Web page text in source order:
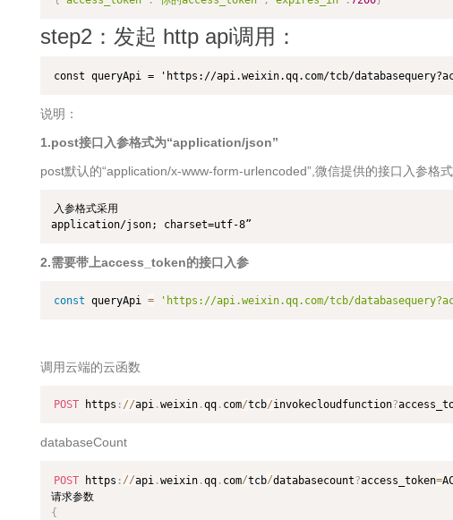
step2：发起 http api调用：
说明：
1.post接口入参格式为“application/json”
post默认的“application/x-www-form-urlencoded”,微信提供的接口入参格
入参格式采用
2.需要带上access_token的接口入参
const queryApi = 'https://api.weixin.qq.com/tcb/
调用云端的云函数
POST https : //api.weixin.qq. com/tcb/invokecloudfunction?
databaseCount
POST https : //api .weixin.qq. com/tcb/databasecount?access_token=
请求参数
{